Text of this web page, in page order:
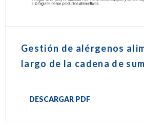
Gestión de alérgenos
largo de la cadena de
DESCARGAR PDF